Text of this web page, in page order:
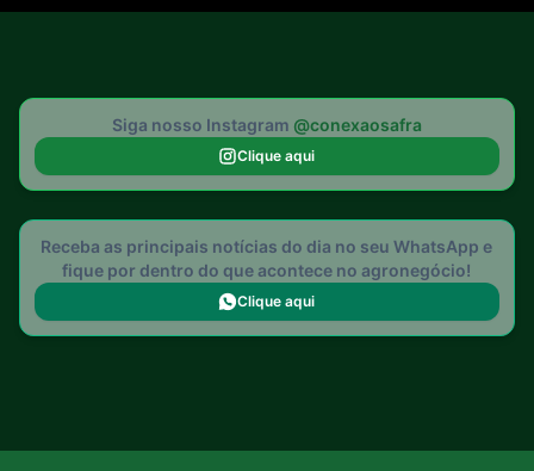
Siga nosso Instagram @conexaosafra
Clique aqui
Receba as principais notícias do dia no seu WhatsApp e
fique por dentro do que acontece no agronegócio!
Clique aqui